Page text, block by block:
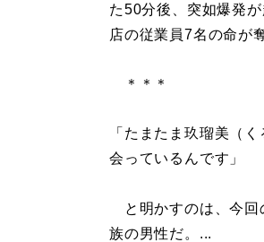
た50分後、突如爆発
店の従業員7名の命が
＊＊＊
「たまたま玖瑠美（
会っているんです」
と明かすのは、今回
族の男性だ。...